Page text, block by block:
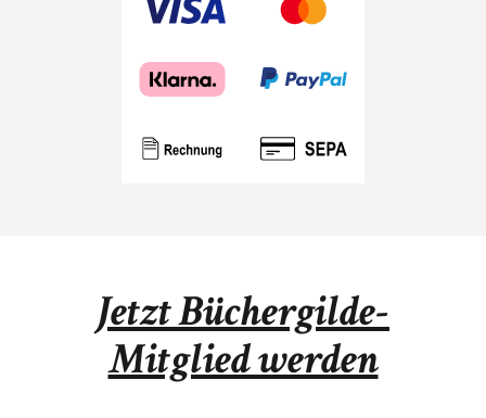
Jetzt Büchergilde-
Mitglied werden